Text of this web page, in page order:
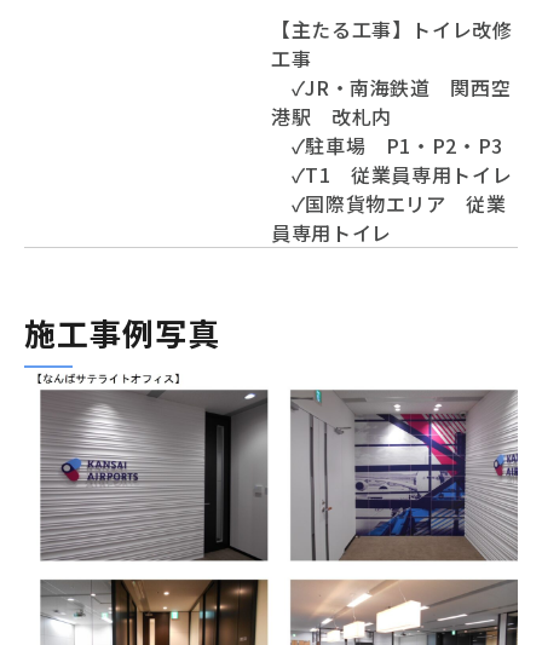
【主たる工事】トイレ改修
工事
✓JR・南海鉄道 関西空
港駅 改札内
✓駐車場 P1・P2・P3
✓T1 従業員専用トイレ
✓国際貨物エリア 従業
員専用トイレ
施工事例写真